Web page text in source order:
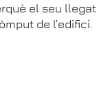
el seu llegat
de l’edifici.